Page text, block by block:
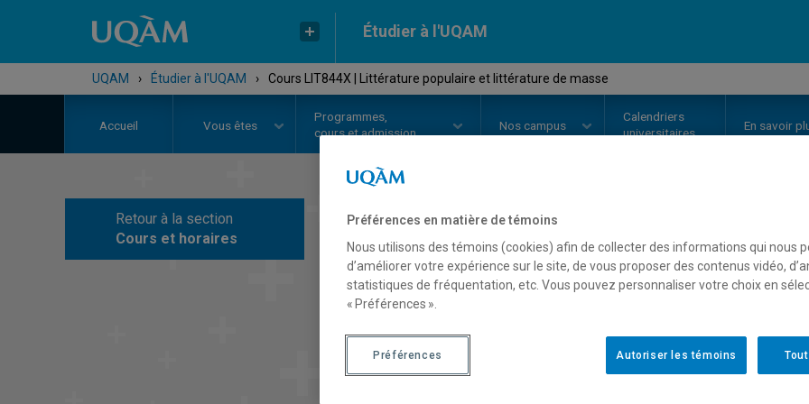
Étudier à l'UQAM
UQAM › Étudier à l'UQAM › Cours LIT844X | Littérature populaire et littérature de masse
Accueil Vous êtes
Programmes,
cours et admission
Nos campus
Calendriers
universitaires
En savoir
Retour à la section
Cours et horaires
COURS// LIT844X-Littérature
masse
Description Horaire - Été 2026
Préférences en matière de témoins
Nous utilisons des témoins (cookies) afin de collecter des informations qui nous
d’améliorer votre expérience sur le site, de vous proposer des contenus vidéo,
statistiques de fréquentation, etc. Vous pouvez personnaliser votre choix en
« Préférences ».
Autoriser les témoins
Préférences